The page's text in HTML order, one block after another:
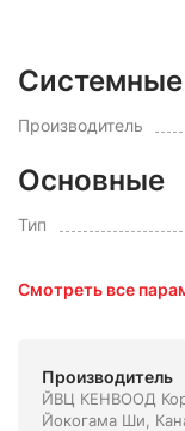
Производитель
Основные
Тип
Смотреть все
Производитель
ЙВЦ КЕНВООД
Йокогама Ши,